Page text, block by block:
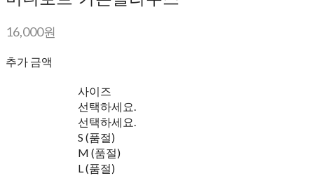
16,000원
추가 금액
사이즈
선택하세요.
선택하세요.
S (품절)
M (품절)
L (품절)